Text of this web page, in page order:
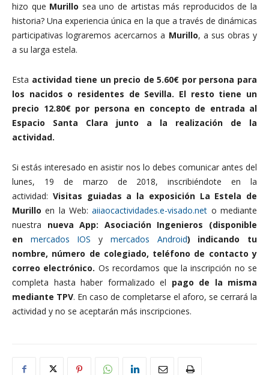
hizo que Murillo sea uno de artistas más reproducidos de la
historia? Una experiencia única en la que a través de dinámicas
participativas lograremos acercarnos a Murillo, a sus obras y
a su larga estela.
Esta actividad tiene un precio de 5.60€ por persona para
los nacidos o residentes de Sevilla. El resto tiene un
precio 12.80€ por persona en concepto de entrada al
Espacio Santa Clara junto a la realización de la
actividad.
Si estás interesado en asistir nos lo debes comunicar antes del
lunes, 19 de marzo de 2018, inscribiéndote en la
actividad: Visitas guiadas a la exposición La Estela de
Murillo en la Web:aiiaocactividades.e-visado.net o mediante
nuestra nueva App: Asociación Ingenieros (disponible
en mercados IOS y mercados Android) indicando tu
nombre, número de colegiado, teléfono de contacto y
correo electrónico. Os recordamos que la inscripción no se
completa hasta haber formalizado el pago de la misma
mediante TPV. En caso de completarse el aforo, se cerrará la
actividad y no se aceptarán más inscripciones.